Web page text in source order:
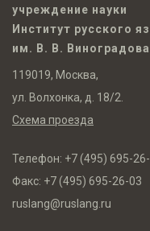
учреждение науки
Институт русского
им. В. В.
119019, Москва,
ул. Волхонка, д. 18/2.
Схема проезда
Телефон: +7 (495) 695-
Факс: +7 (495) 695-26-03
ruslang@ruslang.ru